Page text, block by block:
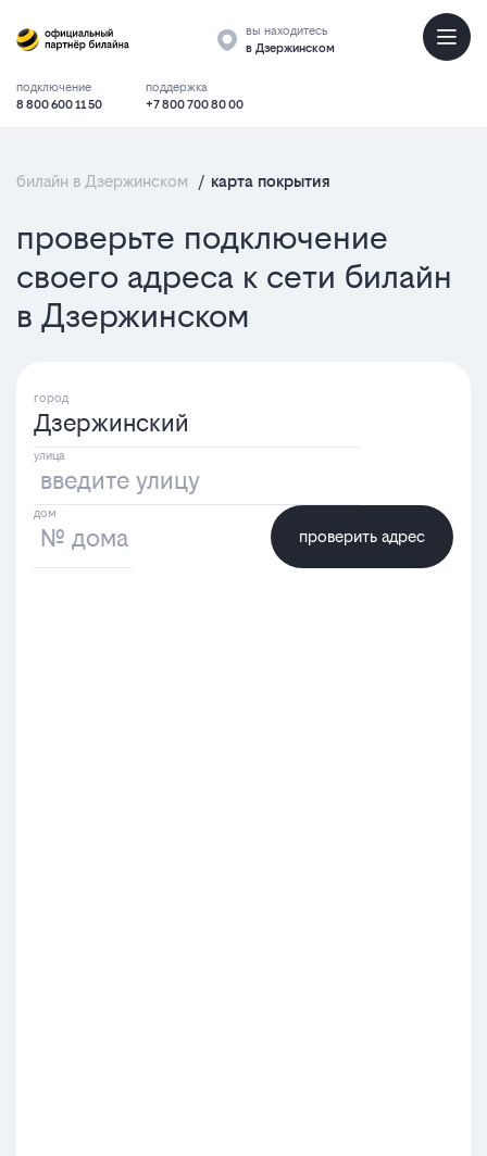
вы находитесь
в Дзержинском
подключение
8 800 600 11 50
поддержка
+7 800 700 80 00
билайн в Дзержинском / карта покрытия
Карта
зоны
билайн
проверьте подключение
своего адреса к сети билайн
в Дзержинском
Дзержинский
проверить адрес